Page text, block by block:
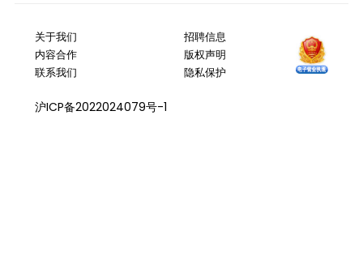
关于我们
内容合作
联系我们
招聘信息
版权声明
隐私保护
沪ICP备2022024079号-1